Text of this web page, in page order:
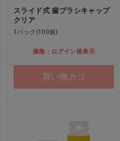
スライド式 歯ブラシキャップ
クリア
1パック(100個)
価格：ログイン後表示
買い物カゴ